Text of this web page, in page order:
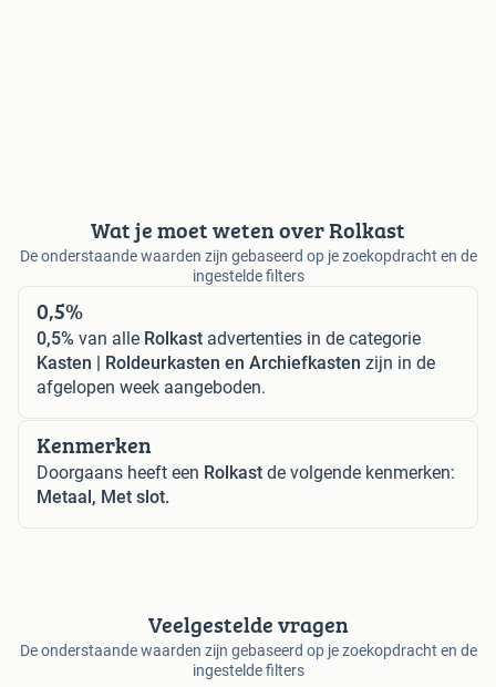
Wat je moet weten over Rolkast
De onderstaande waarden zijn gebaseerd op je zoekopdracht en de
ingestelde filters
0,5%
0,5% van alle Rolkast advertenties in de categorie
Kasten | Roldeurkasten en Archiefkasten zijn in de
afgelopen week aangeboden.
Kenmerken
Doorgaans heeft een Rolkast de volgende kenmerken:
Metaal, Met slot.
Veelgestelde vragen
De onderstaande waarden zijn gebaseerd op je zoekopdracht en de
ingestelde filters